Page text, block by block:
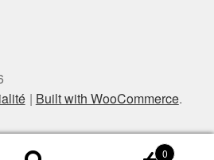
Built with WooCommerce.
0